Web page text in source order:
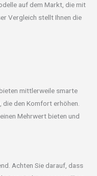
auf dem Markt, die mit
Vergleich stellt Ihnen die
mittlerweile smarte
den Komfort erhöhen.
Mehrwert bieten und
Achten Sie darauf, dass